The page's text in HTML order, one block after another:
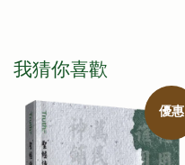
我猜你喜歡
優惠